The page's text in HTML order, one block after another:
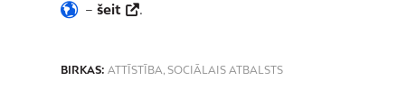
– šeit .
BIRKAS: ATTĪSTĪBA, SOCIĀLAIS ATBALSTS